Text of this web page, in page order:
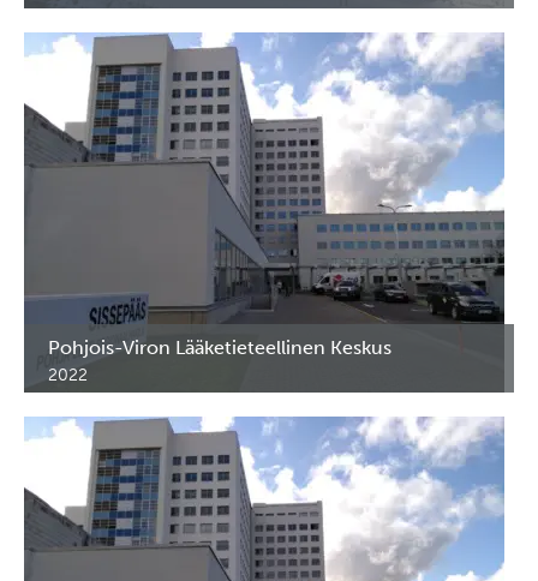
Erikois- ja lääkekalusteet Pohjois-Viron Lääketieteellisen
Keskuksen Y-siipeen.
Pohjois-Viron Lääketieteellinen Keskus
2022
Lääkekaapit ym. erikoiskalusteet Pohjois-Viron
Lääketieteellisen Keskuksen kardiologian osastolle.